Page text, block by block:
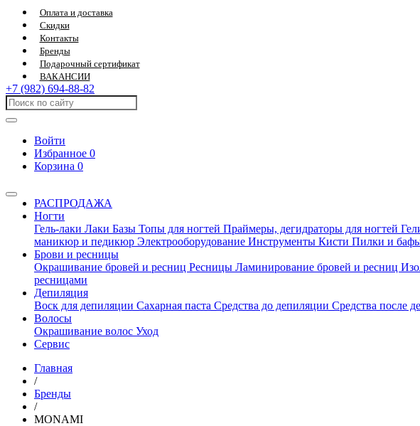
Оплата и доставка
Скидки
Контакты
Бренды
Подарочный сертификат
ВАКАНСИИ
+7 (982) 694-88-82
Войти
Избранное 0
Корзина 0
РАСПРОДАЖА
Ногти
Гель-лаки Лаки Базы Топы для ногтей Праймеры, дегидраторы для ногтей
маникюр и педикюр Электрооборудование Инструменты Кисти Пилки и
Брови и ресницы
Окрашивание бровей и ресниц Ресницы Ламинирование бровей и ресниц
ресницами
Депиляция
Воск для депиляции Сахарная паста Средства до депиляции Средства после
Волосы
Окрашивание волос Уход
Сервис
Главная
/
Бренды
/
MONAMI